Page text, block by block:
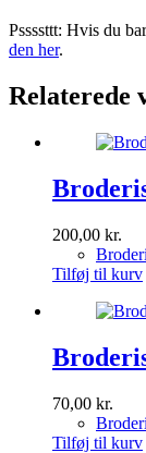
Pssssttt: Hvis du
den her.
Relaterede
200,00 kr.
Tilføj til kurv
70,00 kr.
Tilføj til kurv